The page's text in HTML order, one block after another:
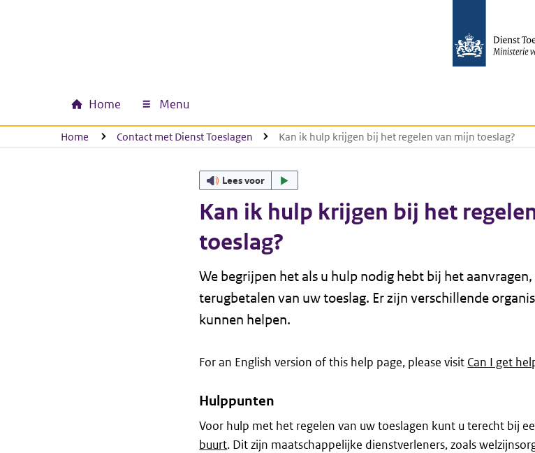
Hoofdnavigatie
Home Menu
U bevindt zich hier:
Home Contact met Dienst Toeslagen Kan ik hulp krijgen bij het regelen van mijn toeslag?
Lees voor
Kan ik hulp krijgen bij het
toeslag?
We begrijpen het als u hulp nodig hebt bij het
terugbetalen van uw toeslag. Er zijn verschillende
kunnen helpen.
For an English version of this help page, please visit Can I get
Hulppunten
Voor hulp met het regelen van uw toeslagen kunt u terecht bij
buurt. Dit zijn maatschappelijke dienstverleners, zoals